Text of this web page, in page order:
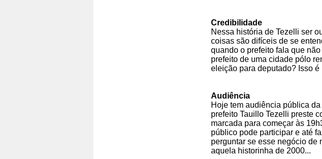
Credibilidade
Nessa história de Tezelli ser
coisas são difíceis de se
quando o prefeito fala que
prefeito de uma cidade pólo
eleição para deputado? Isso
Audiência
Hoje tem audiência pública
prefeito Tauillo Tezelli preste
marcada para começar às
público pode participar e até
perguntar se esse negócio de
aquela historinha de 2000...